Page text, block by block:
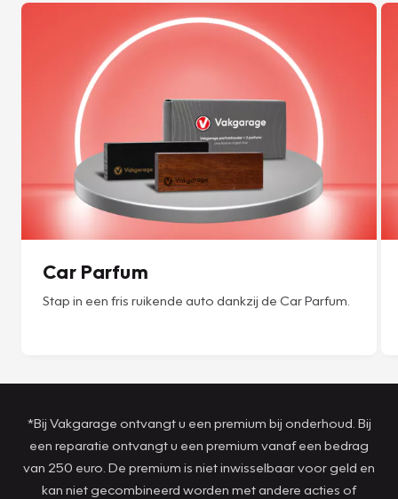
Car Parfum
Stap in een fris ruikende auto dankzij de Car Parfum.
*Bij Vakgarage ontvangt u een premium bij onderhoud. Bij
een reparatie ontvangt u een premium vanaf een bedrag
van 250 euro. De premium is niet inwisselbaar voor geld en
kan niet gecombineerd worden met andere acties of